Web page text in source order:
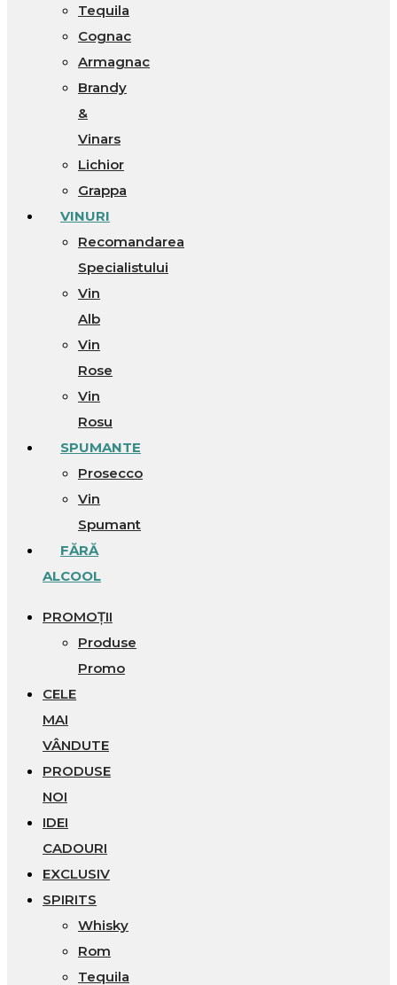
Tequila
Cognac
Armagnac
Brandy
&
Vinars
Lichior
Grappa
VINURI
Recomandarea
Specialistului
Vin
Alb
Vin
Rose
Vin
Rosu
SPUMANTE
Prosecco
Vin
Spumant
FĂRĂ
ALCOOL
PROMOȚII
Produse
Promo
CELE
MAI
VÂNDUTE
PRODUSE
NOI
IDEI
CADOURI
EXCLUSIV
SPIRITS
Whisky
Rom
Tequila